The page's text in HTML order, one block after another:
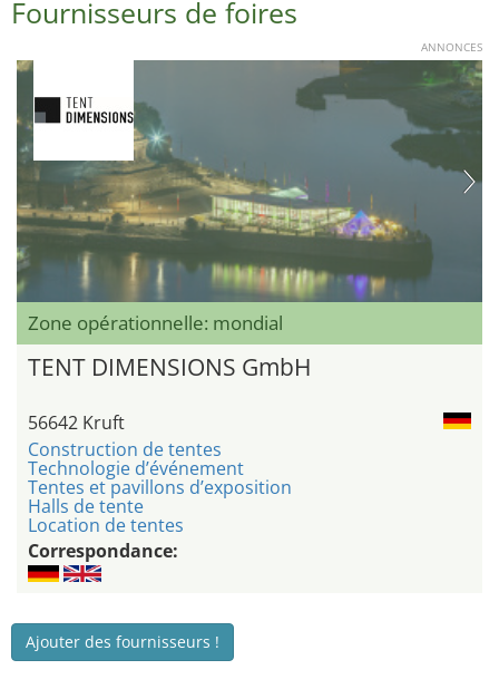
Fournisseurs de foires
ANNONCES
Zone opérationnelle: mondial
TENT DIMENSIONS GmbH
56642 Kruft
Construction de tentes
Technologie d’événement
Tentes et pavillons d’exposition
Halls de tente
Location de tentes
Correspondance:
Ajouter des fournisseurs !